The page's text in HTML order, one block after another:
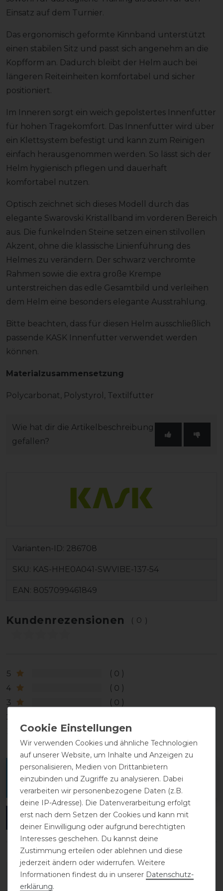
Einsatz auf dem Turnier.
Das ergonomisch geformte Kinnband unterstützt
einen stabilen Sitz und passt sich angenehm an die
Kopfform an. Dadurch bleibt der Helm auch bei
längeren Reiteinheiten komfortabel und sicher
positioniert.
Im Inneren sorgt ein weich gepolstertes Innenfutter
für hohen Tragekomfort. Das Innenfutter wird über
ein Klettsystem befestigt und kann zum Reinigen
einfach herausgenommen werden. So lässt sich der
Helm hygienisch pflegen und dauerhaft
komfortabel nutzen.
Optisch zeichnet sich dieses Modell durch das
elegante Swarovski Kristallband im vorderen Bereich
aus. Die funkelnden Steine setzen einen stilvollen
Akzent, ohne die klassische Linienführung des
Helmes zu verändern. Der schwarz verchromte
Rahmen sowie die extra große Krempe
unterstreichen das edle Gesamtbild und verleihen
dem Helm eine besonders elegante Ausstrahlung.
Bitte beachten, dass für diesen Helm ausschließlich
passende KASK Innenfutter verwendet werden
können.
Materialzusammensetzung
Polycarbonat, Polystyrol, Textilfutter
Wie hat dir die Artikelbeschreibung
gefallen?
Varianten-ID: 286708
SKU: KAS-HHE0A041-SWVIBE-137-54
EAN: 8057099461849
Kundenrezensionen (0)
5
0
4
0
3
0
2
1
0
Melde dich an, um eine Kundenrezension zu
verfassen.
ANMELDEN
DETAILS ZUR PRODUKTSICHERHEIT
Wir verwenden Cookies und ähnliche Technologien
auf unserer Website, um Inhalte und Anzeigen zu
personalisieren, Medien von Drittanbietern
einzubinden und Zugriffe zu analysieren. Dabei
verarbeiten wir personenbezogene Daten (z.B.
deine IP-Adresse). Die Datenverarbeitung erfolgt
erst nach dem Setzen der Cookies und kann mit
deiner Einwilligung oder aufgrund berechtigten
Interesses geschehen. Du kannst deine
Zustimmung erteilen oder ablehnen und diese
jederzeit ändern oder widerrufen. Weitere
Informationen findest du in unserer Daten­schutz­
erklärung.